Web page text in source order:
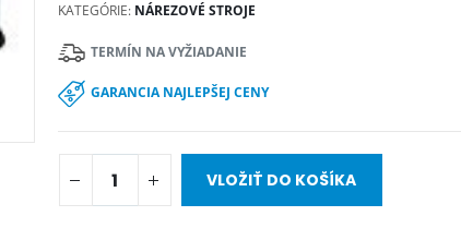
KATEGÓRIE: NÁREZOVÉ STROJE
TERMÍN NA VYŽIADANIE
GARANCIA NAJLEPŠEJ CENY
VLOŽIŤ DO KOŠÍKA